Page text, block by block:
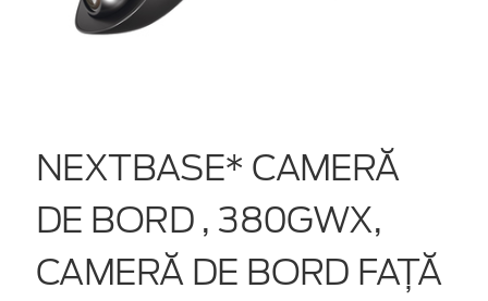
NEXTBASE* CAMERĂ
DE BORD , 380GWX,
CAMERĂ DE BORD FAȚĂ